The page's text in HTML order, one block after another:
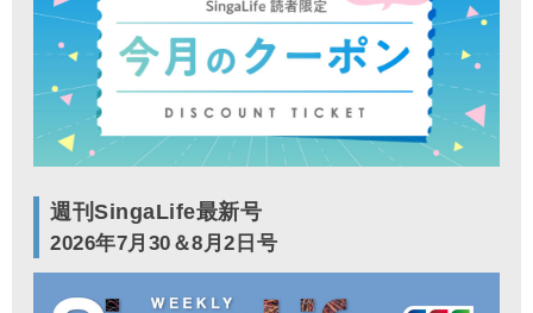
週刊SingaLife最新号
2026年7月30＆8月2日号